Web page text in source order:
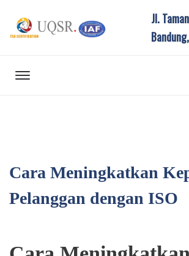
Jl.
Cara Meningkatkan
Pelanggan dengan ISO